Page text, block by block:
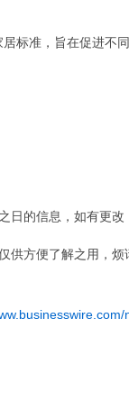
标准，旨在促进不
的信息，如有更改
供方便了解之用，